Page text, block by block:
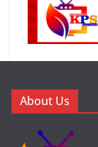
About Us